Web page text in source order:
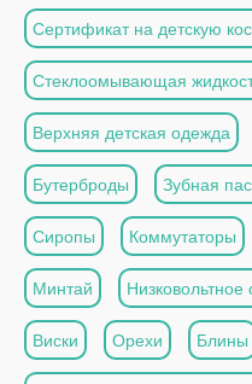
Сертификат на детскую
Стеклоомывающая
Верхняя детская одежда
Бутерброды Зубная
Сиропы Коммутаторы
Минтай
Виски Орехи Блины